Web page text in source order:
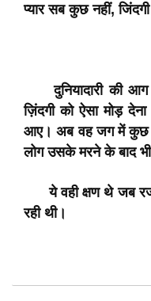
प्यार सब कुछ नहीं,
दुनियादारी की आग
ज़िंदगी को ऐसा मोड़
आए। अब वह जग में कुछ
लोग उसके मरने के बाद
ये वही क्षण थे जब
रही थी।